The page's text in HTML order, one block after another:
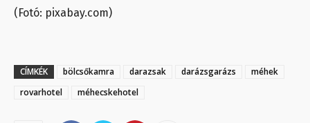
(Fotó: pixabay.com)
CÍMKÉK bölcsőkamra darazsak darázsgarázs
méhek
rovarhotel
méhecskehotel